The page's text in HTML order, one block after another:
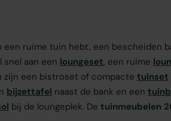
ruime tuin hebt, een bescheiden
aan een loungeset, een ruime
zijn een bistroset of compacte tuinset
bijzettafel naast de bank en een
bij de loungeplek. De tuinmeubelen